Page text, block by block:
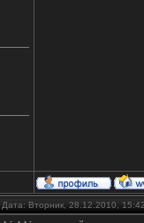
Дата: Вторник, 28.12.2010,